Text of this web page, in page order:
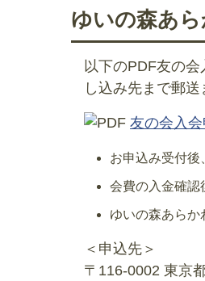
ゆいの森あ
以下のPDF友の
し込み先まで郵
友の会入
お申込み受付
会費の入金確認
ゆいの森あら
＜申込先＞
〒116-0002 東京